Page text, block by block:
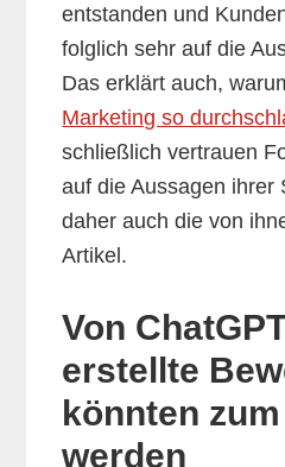
entstanden und
folglich sehr auf die
Das erklärt auch,
Marketing so
schließlich vertrauen
auf die Aussagen ihrer
daher auch die von
Artikel.
Von
erstellte
könnten
werden